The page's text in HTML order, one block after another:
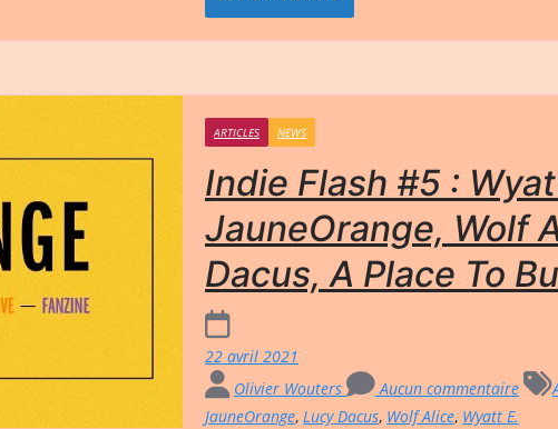
ARTICLES NEWS
Indie Flash #5 :
JauneOrange, Wolf
Dacus, A Place To
22 avril 2021
Olivier Wouters
Aucun commentaire
JauneOrange, Lucy Dacus, Wolf Alice, Wyatt E.